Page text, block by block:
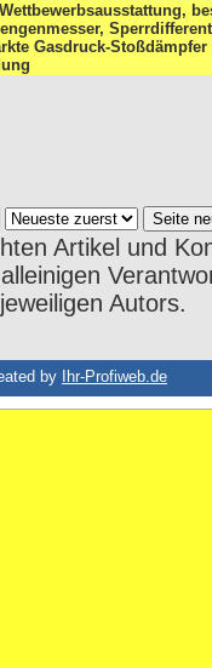
Gasdruck-
Artikel und
jeweiligen Autors.
by Ihr-Profiweb.de